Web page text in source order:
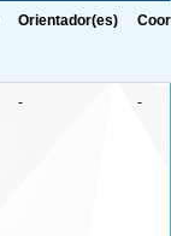
Orientador(es)
- -